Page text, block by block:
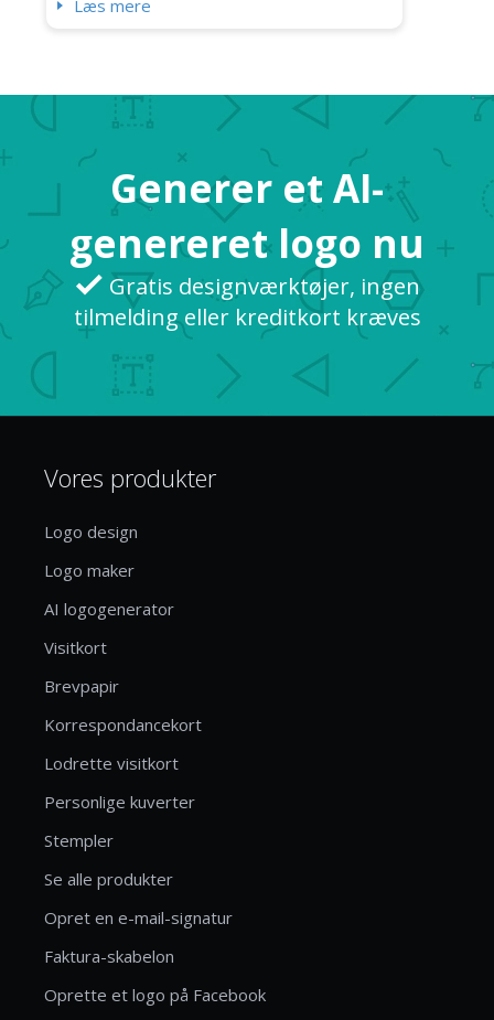
Læs mere
Generer et AI-
genereret logo nu
Gratis designværktøjer, ingen
tilmelding eller kreditkort kræves
Vores produkter
Logo design
Logo maker
AI logogenerator
Visitkort
Brevpapir
Korrespondancekort
Lodrette visitkort
Personlige kuverter
Stempler
Se alle produkter
Opret en e-mail-signatur
Faktura-skabelon
Oprette et logo på Facebook